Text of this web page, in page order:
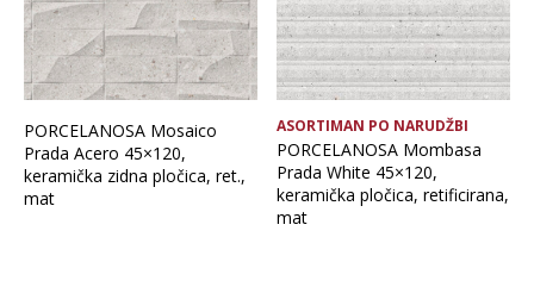
PORCELANOSA Mosaico
Prada Acero 45×120,
keramička zidna pločica, ret.,
mat
ASORTIMAN PO NARUDŽBI
PORCELANOSA Mombasa
Prada White 45×120,
keramička pločica, retificirana,
mat